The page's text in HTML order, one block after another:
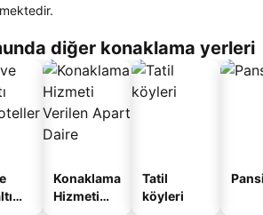
diğer konaklama yerleri
Konaklama
Hizmeti
Tatil
köyleri